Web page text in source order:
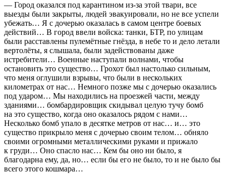
— Город оказался под карантином из-за этой твари, все
выезды были закрыты, людей эвакуировали, но не все успели
убежать… Я с дочерью оказалась в самом центре боевых
действий… В город ввели войска: танки, БТР, по улицам
были расставлены пулемётные гнёзда, в небе то и дело летали
вертолёты, я слышала, были задействованы даже
истребители… Военные наступали волнами, чтобы
остановить это существо… Грохот был настолько сильным,
что меня оглушили взрывы, что были в нескольких
километрах от нас… Немного позже мы с дочерью оказались
под ударом… Мы находились на проезжей части, между
зданиями… бомбардировщик скидывал целую тучу бомб
на это существо, когда оно оказалось рядом с нами…
Несколько бомб упало в десятке метров от нас… и… это
существо прикрыло меня с дочерью своим телом… обняло
своими огромными металлическими руками и прижало
к груди… Оно спасло нас… Кем бы оно ни было, я
благодарна ему, да, но… если бы его не было, то и не было бы
всего этого кошмара…